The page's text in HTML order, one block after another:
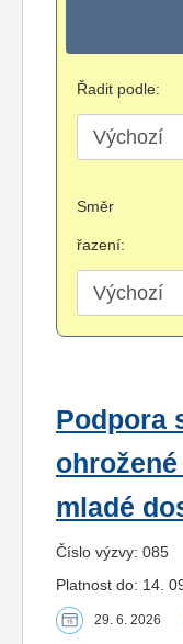
Řadit podle:
Směr
řazení:
Podpora
mladé
Číslo výzvy: 085
Platnost do: 14.
29. 6. 2026